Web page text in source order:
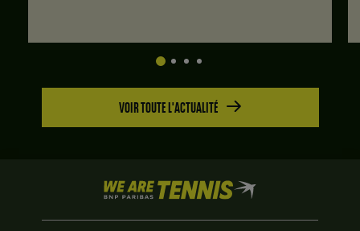
VOIR TOUTE L'ACTUALITÉ
We
are
Tennis